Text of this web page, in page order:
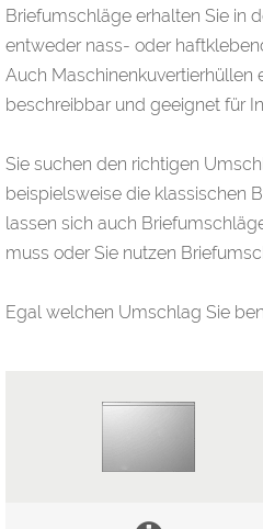
Briefumschläge erhalten Sie in
entweder nass- oder
Auch Maschinenkuvertierhüllen
beschreibbar und geeignet für
Sie suchen den richtigen
beispielsweise die klassischen
lassen sich auch
muss oder Sie nutzen
Egal welchen Umschlag Sie